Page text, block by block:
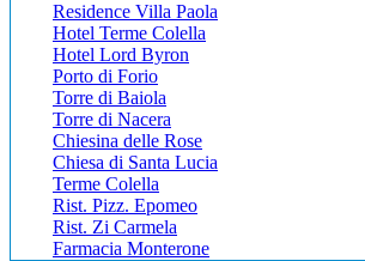
Residence Villa Paola
Hotel Terme Colella
Hotel Lord Byron
Porto di Forio
Torre di Baiola
Torre di Nacera
Chiesina delle Rose
Chiesa di Santa Lucia
Terme Colella
Rist. Pizz. Epomeo
Rist. Zi Carmela
Farmacia Monterone